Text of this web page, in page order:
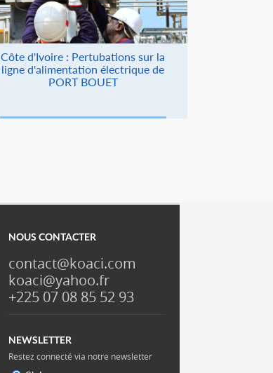
Côte d'Ivoire : Pertubations sur la
ligne d'alimentation électrique de
PORT BOUET
NOUS CONTACTER
contact@koaci.com
koaci@yahoo.fr
+225 07 08 85 52 93
NEWSLETTER
Restez connecté via notre newsletter